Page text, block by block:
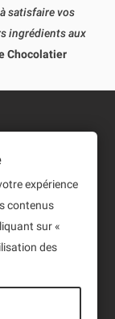
satisfaire vos
ingrédients aux
Chocolatier
expérience
contenus
sur «
des